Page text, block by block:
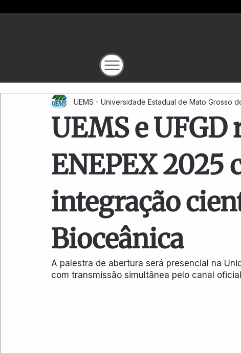
UEMS e
ENEPEX 2025
integração
Bioceânica
UEMS - Universidade Estadual de Mato Grosso
A palestra de abertura será presencial na
com transmissão simultânea pelo canal